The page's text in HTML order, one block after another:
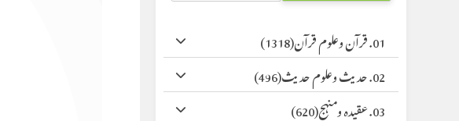
01. قرآن وعلوم قرآن
(1318)
02. حدیث وعلوم حدیث
(496)
03. عقیدہ ومنہج
(620)